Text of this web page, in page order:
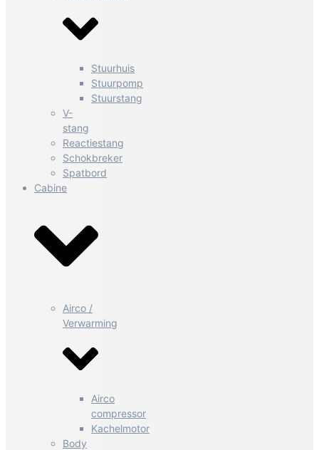
Stuurhuis
Stuurpomp
Stuurstang
V-
stang
Reactiestang
Schokbreker
Spatbord
Cabine
Airco /
Verwarming
Airco
compressor
Kachelmotor
Body